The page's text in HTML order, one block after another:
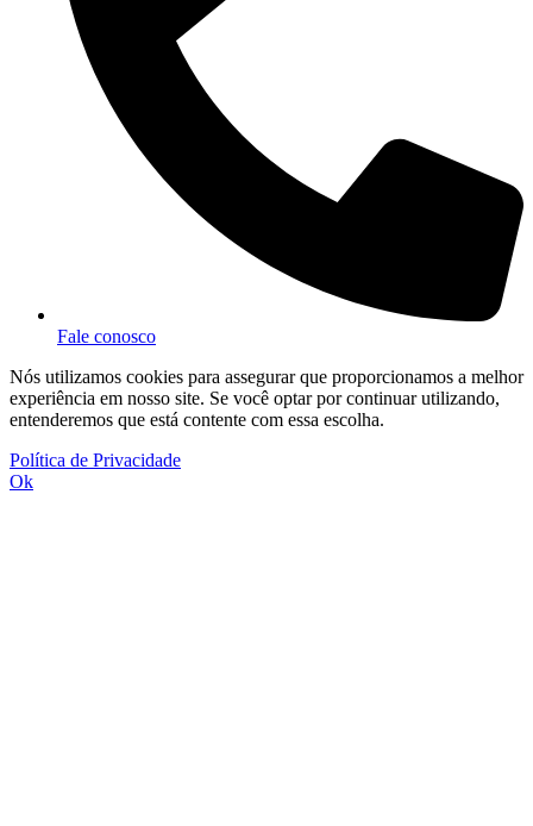
Fale conosco
Nós utilizamos cookies para assegurar que proporcionamos a melhor
experiência em nosso site. Se você optar por continuar utilizando,
entenderemos que está contente com essa escolha.
Política de Privacidade
Ok